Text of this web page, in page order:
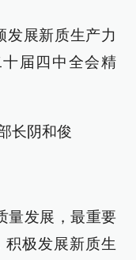
发展新质生产力
十届四中全会精
长阴和俊
量发展，最重要
积极发展新质生